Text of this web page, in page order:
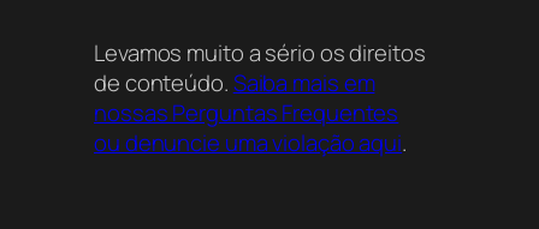
Levamos muito a sério os direitos
de conteúdo.Saiba mais em
nossas Perguntas Frequentes
ou denuncie uma violação aqui.